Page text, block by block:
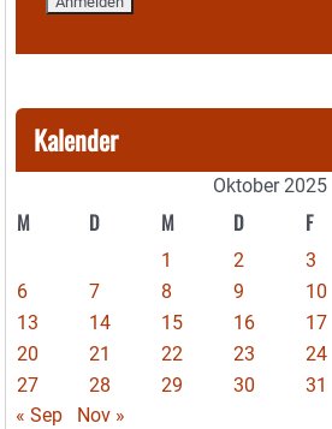
Kalender
Oktober 2025
M D M D F
1 2 3
6
7 8 9 10
13
14 15 16 17
20
21 22 23 24
27
28 29 30
31
« Sep
Nov »